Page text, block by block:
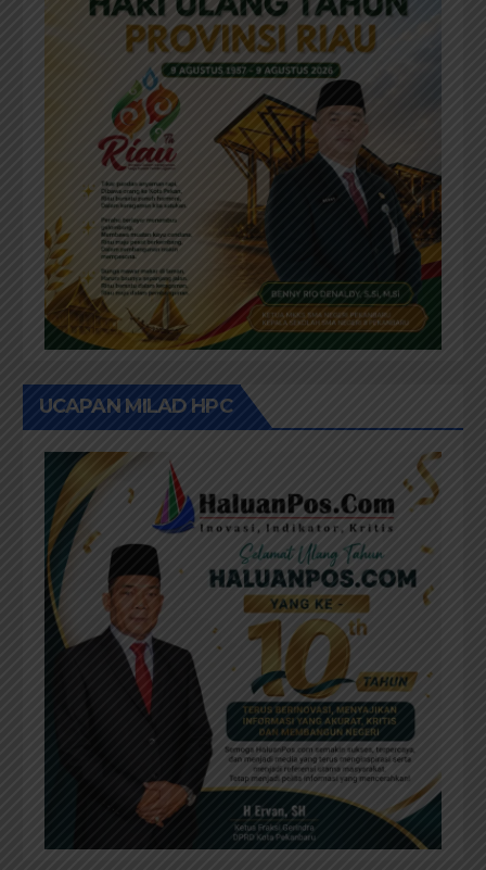
UCAPAN MILAD HPC